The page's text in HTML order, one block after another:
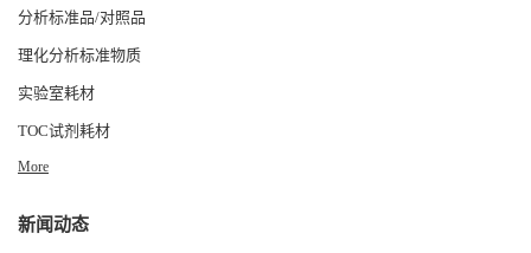
分析标准品/对照品
理化分析标准物质
实验室耗材
TOC试剂耗材
More
新闻动态